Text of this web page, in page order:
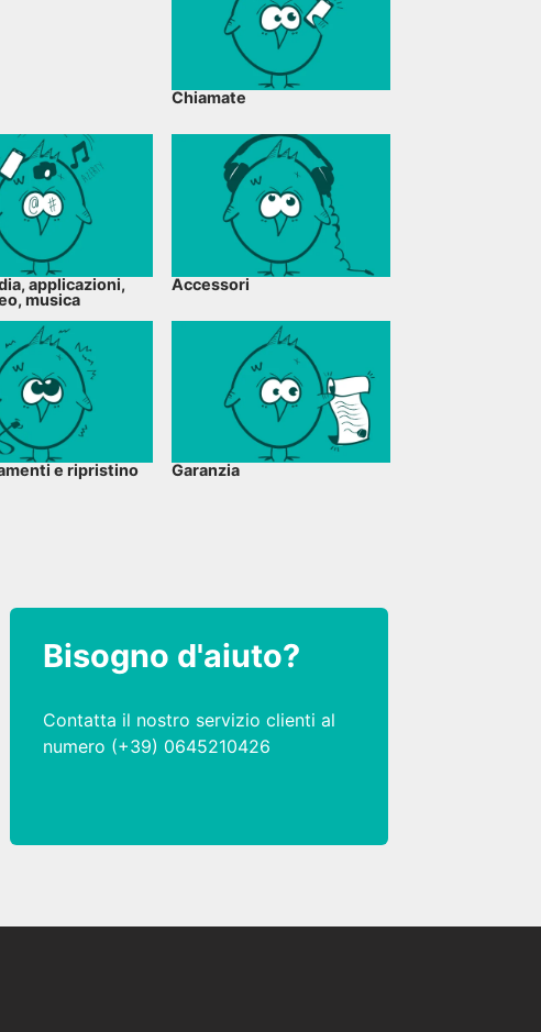
Chiamate
applicazioni,
musica
Accessori
e ripristino Garanzia
Bisogno d'aiuto?
Contatta il nostro servizio clienti al
numero (+39) 0645210426